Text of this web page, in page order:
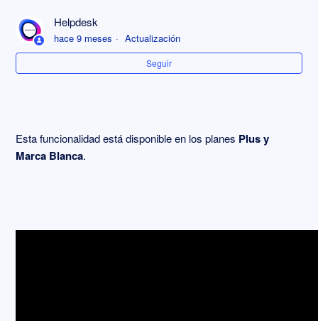
Modo kiosko (call center)
Helpdesk
hace 9 meses Actualización
Seguir
Esta funcionalidad está disponible en los planes Plus y
Marca Blanca.